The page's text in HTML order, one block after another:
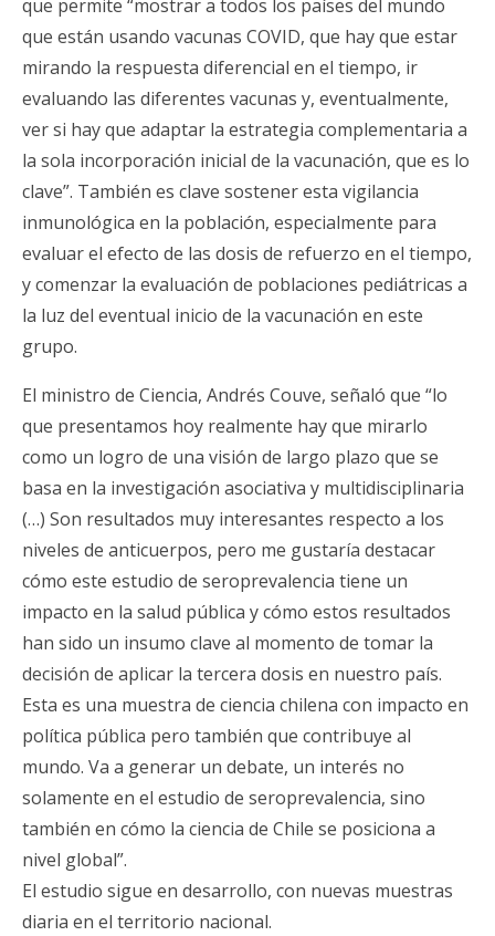
que permite “mostrar a todos los países del mundo
que están usando vacunas COVID, que hay que estar
mirando la respuesta diferencial en el tiempo, ir
evaluando las diferentes vacunas y, eventualmente,
ver si hay que adaptar la estrategia complementaria a
la sola incorporación inicial de la vacunación, que es lo
clave”. También es clave sostener esta vigilancia
inmunológica en la población, especialmente para
evaluar el efecto de las dosis de refuerzo en el tiempo,
y comenzar la evaluación de poblaciones pediátricas a
la luz del eventual inicio de la vacunación en este
grupo.
El ministro de Ciencia, Andrés Couve, señaló que “lo
que presentamos hoy realmente hay que mirarlo
como un logro de una visión de largo plazo que se
basa en la investigación asociativa y multidisciplinaria
(…) Son resultados muy interesantes respecto a los
niveles de anticuerpos, pero me gustaría destacar
cómo este estudio de seroprevalencia tiene un
impacto en la salud pública y cómo estos resultados
han sido un insumo clave al momento de tomar la
decisión de aplicar la tercera dosis en nuestro país.
Esta es una muestra de ciencia chilena con impacto en
política pública pero también que contribuye al
mundo. Va a generar un debate, un interés no
solamente en el estudio de seroprevalencia, sino
también en cómo la ciencia de Chile se posiciona a
nivel global”.
El estudio sigue en desarrollo, con nuevas muestras
diaria en el territorio nacional.